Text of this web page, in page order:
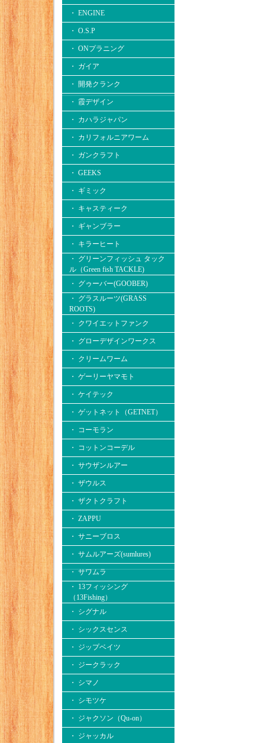
・ ENGINE
・ O.S.P
・ ONプラニング
・ ガイア
・ 開発クランク
・ 霞デザイン
・ カハラジャパン
・ カリフォルニアワーム
・ ガンクラフト
・ GEEKS
・ ギミック
・ キャスティーク
・ ギャンブラー
・ キラーヒート
・ グリーンフィッシュ タック
ル（Green fish TACKLE)
・ グゥーバー(GOOBER)
・ グラスルーツ(GRASS
ROOTS)
・ クワイエットファンク
・ グローデザインワークス
・ クリームワーム
・ ゲーリーヤマモト
・ ケイテック
・ ゲットネット（GETNET）
・ コーモラン
・ コットンコーデル
・ サウザンルアー
・ ザウルス
・ ザクトクラフト
・ ZAPPU
・ サニーブロス
・ サムルアーズ(sumlures)
・ サワムラ
・ 13フィッシング
（13Fishing）
・ シグナル
・ シックスセンス
・ ジップベイツ
・ ジークラック
・ シマノ
・ シモツケ
・ ジャクソン（Qu-on）
・ ジャッカル